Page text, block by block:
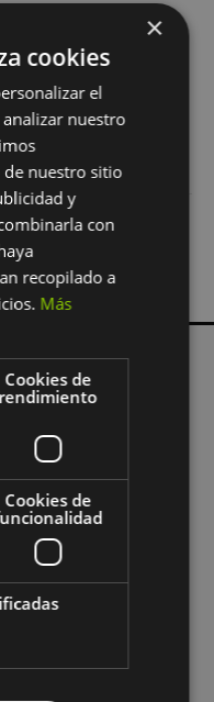
CARMEN LLOPIS Y
Menlo Park Madrid
y la
×
cookies
el
nuestro
nuestro sitio
y
con
recopilado a
Más
Cookies de
rendimiento
Cookies de